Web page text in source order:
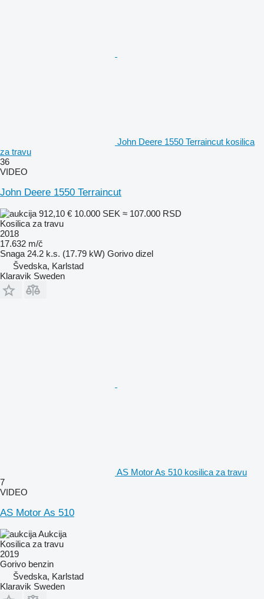
John Deere 1550 Terraincut kosilica
za travu
36
VIDEO
John Deere 1550 Terraincut
912,10 € 10.000 SEK ≈ 107.000 RSD
Kosilica za travu
2018
17.632 m/č
Snaga 24.2 k.s. (17.79 kW) Gorivo dizel
Švedska, Karlstad
Klaravik Sweden
AS Motor As 510 kosilica za travu
7
VIDEO
AS Motor As 510
Aukcija
Kosilica za travu
2019
Gorivo benzin
Švedska, Karlstad
Klaravik Sweden